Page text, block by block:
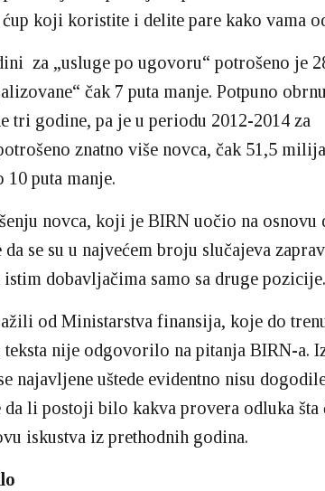
koji koristite i delite pare kako vama
za „usluge po ugovoru“ potrošeno je
čak 7 puta manje. Potpuno
tri godine, pa je u periodu 2012-2014 za
znatno više novca, čak 51,5
10 puta manje.
novca, koji je BIRN uočio na osnovu
da se su u najvećem broju slučajeva
istim dobavljačima samo sa druge pozicije.
od Ministarstva finansija, koje do
nije odgovorilo na pitanja BIRN-a.
najavljene uštede evidentno nisu
li postoji bilo kakva provera odluka šta
iskustva iz prethodnih godina.